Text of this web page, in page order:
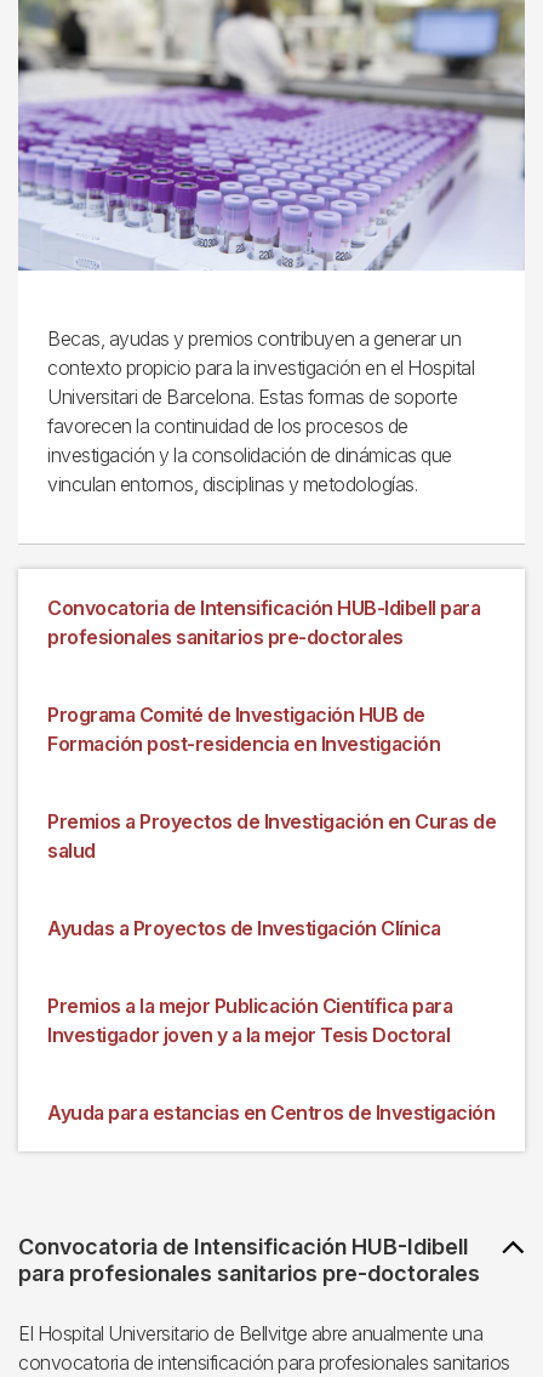
Becas, ayudas y premios contribuyen a generar un
contexto propicio para la investigación en el Hospital
Universitari de Barcelona. Estas formas de soporte
favorecen la continuidad de los procesos de
investigación y la consolidación de dinámicas que
vinculan entornos, disciplinas y metodologías.
Convocatoria de Intensificación HUB-Idibell para
profesionales sanitarios pre-doctorales
Programa Comité de Investigación HUB de
Formación post-residencia en Investigación
Premios a Proyectos de Investigación en Curas de
salud
Ayudas a Proyectos de Investigación Clínica
Premios a la mejor Publicación Científica para
Investigador joven y a la mejor Tesis Doctoral
Ayuda para estancias en Centros de Investigación
Convocatoria de Intensificación HUB-Idibell
para profesionales sanitarios pre-doctorales
El Hospital Universitario de Bellvitge abre anualmente una
convocatoria de intensificación para profesionales sanitarios